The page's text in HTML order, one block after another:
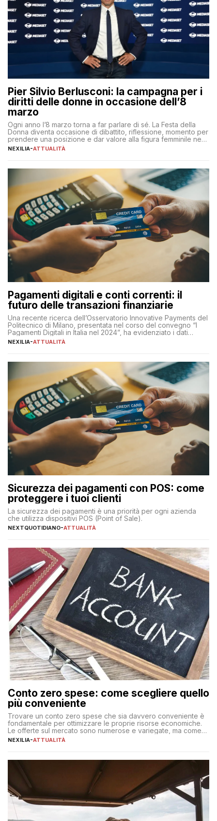
Pier Silvio Berlusconi: la campagna per i
diritti delle donne in occasione dell’8
marzo
Ogni anno l’8 marzo torna a far parlare di sé. La Festa della
Donna diventa occasione di dibattito, riflessione, momento per
prendere una posizione e dar valore alla figura femminile nella
sua complessità e crucialità. A lanciare un messaggio “forte e
NEXILIA-ATTUALITÀ
Pagamenti digitali e conti correnti: il
futuro delle transazioni finanziarie
Una recente ricerca dell’Osservatorio Innovative Payments del
Politecnico di Milano, presentata nel corso del convegno “I
Pagamenti Digitali in Italia nel 2024”, ha evidenziato i dati
definitivi del primo semestre 2024 relativamente alle
NEXILIA-ATTUALITÀ
Sicurezza dei pagamenti con POS: come
proteggere i tuoi clienti
La sicurezza dei pagamenti è una priorità per ogni azienda
che utilizza dispositivi POS (Point of Sale).
NEXTQUOTIDIANO-ATTUALITÀ
Conto zero spese: come scegliere quello
più conveniente
Trovare un conto zero spese che sia davvero conveniente è
fondamentale per ottimizzare le proprie risorse economiche.
Le offerte sul mercato sono numerose e variegate, ma come
individuare quella più adatta alle proprie esigenze senza
sul […]
NEXILIA-ATTUALITÀ